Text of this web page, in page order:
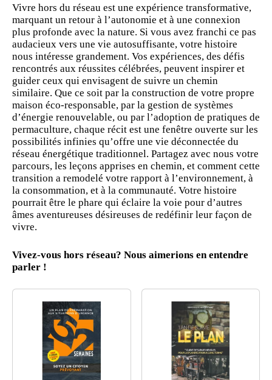
Vivre hors du réseau est une expérience transformative,
marquant un retour à l’autonomie et à une connexion
plus profonde avec la nature. Si vous avez franchi ce pas
audacieux vers une vie autosuffisante, votre histoire
nous intéresse grandement. Vos expériences, des défis
rencontrés aux réussites célébrées, peuvent inspirer et
guider ceux qui envisagent de suivre un chemin
similaire. Que ce soit par la construction de votre propre
maison éco-responsable, par la gestion de systèmes
d’énergie renouvelable, ou par l’adoption de pratiques de
permaculture, chaque récit est une fenêtre ouverte sur les
possibilités infinies qu’offre une vie déconnectée du
réseau énergétique traditionnel. Partagez avec nous votre
parcours, les leçons apprises en chemin, et comment cette
transition a remodelé votre rapport à l’environnement, à
la consommation, et à la communauté. Votre histoire
pourrait être le phare qui éclaire la voie pour d’autres
âmes aventureuses désireuses de redéfinir leur façon de
vivre.
Vivez-vous hors réseau? Nous aimerions en entendre
parler !